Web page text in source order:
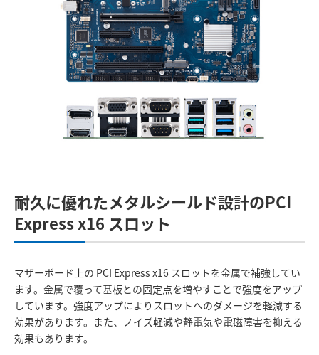
耐久に優れたメタルシールド設計のPCI
Express x16 スロット
マザーボード上の PCI Express x16 スロットを金属で補強してい
ます。金属で覆って基板との固定点を増やすことで強度をアップ
しています。強度アップによりスロットへのダメージを軽減する
効果があります。また、ノイズ軽減や静電気や電磁障害を抑える
効果もあります。